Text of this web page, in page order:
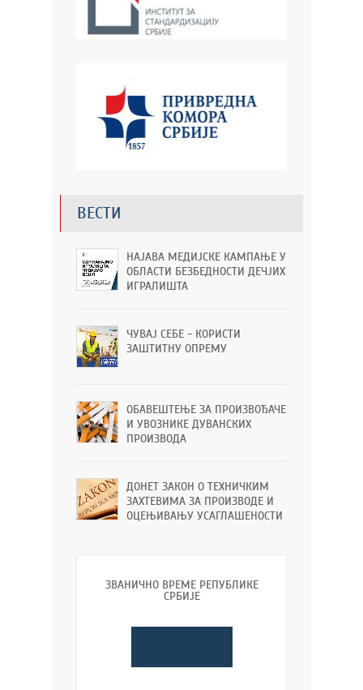
ВЕСТИ
НАЈАВА МЕДИЈСКЕ КАМПАЊЕ У
ОБЛАСТИ БЕЗБЕДНОСТИ ДЕЧЈИХ
ИГРАЛИШТА
ЧУВАЈ СЕБЕ - КОРИСТИ
ЗАШТИТНУ ОПРЕМУ
ОБАВЕШТЕЊЕ ЗА ПРОИЗВОЂАЧЕ
И УВОЗНИКЕ ДУВАНСКИХ
ПРОИЗВОДА
ДОНЕТ ЗАКОН О ТЕХНИЧКИМ
ЗАХТЕВИМА ЗА ПРОИЗВОДЕ И
ОЦЕЊИВАЊУ УСАГЛАШЕНОСТИ
ЗВАНИЧНО ВРЕМЕ РЕПУБЛИКЕ
СРБИЈЕ